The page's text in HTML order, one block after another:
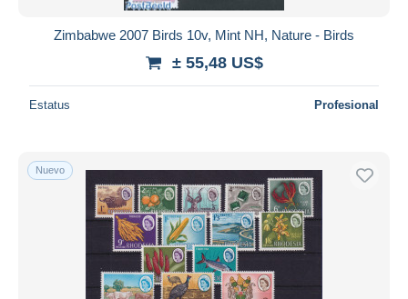
Zimbabwe 2007 Birds 10v, Mint NH, Nature - Birds
± 55,48 US$
Estatus Profesional
Nuevo